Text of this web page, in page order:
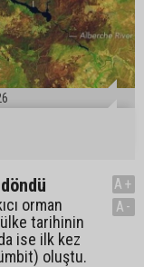
orman
tarihinin
ise ilk kez
oluştu.
A+
A-